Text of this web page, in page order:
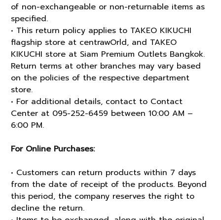
of non-exchangeable or non-returnable items as
specified.
• This return policy applies to TAKEO KIKUCHI
flagship store at centrawOrld, and TAKEO
KIKUCHI store at Siam Premium Outlets Bangkok.
Return terms at other branches may vary based
on the policies of the respective department
store.
• For additional details, contact to Contact
Center at 095-252-6459 between 10:00 AM –
6:00 PM.
For Online Purchases:
• Customers can return products within 7 days
from the date of receipt of the products. Beyond
this period, the company reserves the right to
decline the return.